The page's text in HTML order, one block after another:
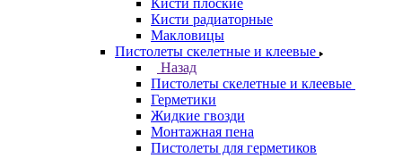
Кисти плоские
Кисти радиаторные
Макловицы
Пистолеты скелетные и клеевые
Назад
Пистолеты скелетные и клеевые
Герметики
Жидкие гвозди
Монтажная пена
Пистолеты для герметиков